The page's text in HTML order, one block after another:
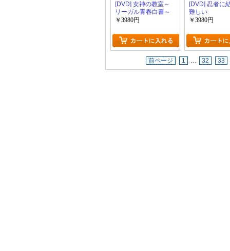
[DVD] 女神の教室～
リーガル青春白書～
￥3980円
[DVD] 忍者に
難しい
￥3980円
前ページ 1 … 32 33